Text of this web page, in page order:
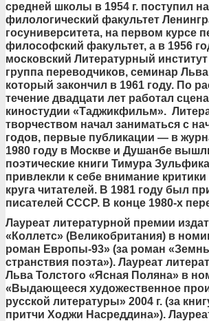
средней школы в 1954 г. поступил на
филологический факультет
госуниверситета, на первом курсе
философский факультет, а в 1956
московский Литературный институт
группа переводчиков, семинар
который закончил в 1961 году. По
течение двадцати лет работал
киностудии «Таджикфильм».
творчеством начал заниматься с
годов, первые публикации — в
1980 году в Москве и Душанбе
поэтические книги Тимура
привлекли к себе внимание
круга читателей. В 1981 году был
писателей СССР. В конце 1980-х
Лауреат литературной премии
«Коллетс» (Великобритания) в
роман Европы-93» (за роман
странствия поэта»). Лауреат
Льва Толстого «Ясная Поляна» в
«Выдающееся художественное
русской литературы» 2004 г. (за
притчи Ходжи Насреддина»).